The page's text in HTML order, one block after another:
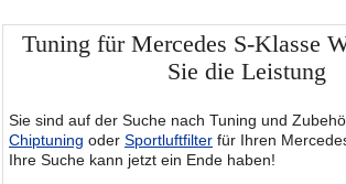
Tuning für Mercedes S-Klasse
Sie die Leistung
Sie sind auf der Suche nach Tuning und
Chiptuning oder Sportluftfilter für Ihren
Ihre Suche kann jetzt ein Ende haben!